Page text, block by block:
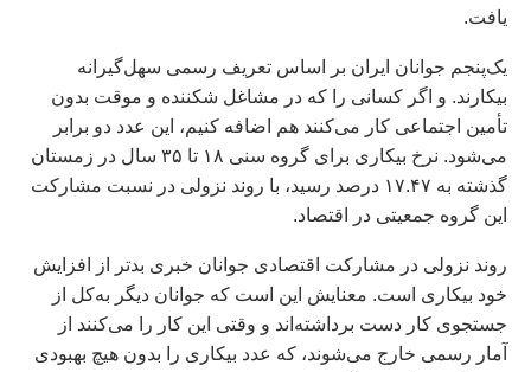
یافت.
یک‌پنجم جوانان ایران بر اساس تعریف رسمی سهل‌گیرانه
بیکارند. و اگر کسانی را که در مشاغل شکننده و موقت بدون
تأمین اجتماعی کار می‌کنند هم اضافه کنیم، این عدد دو برابر
می‌شود. نرخ بیکاری برای گروه سنی ۱۸ تا ۳۵ سال در زمستان
گذشته به ۱۷.۴۷ درصد رسید، با روند نزولی در نسبت مشارکت
این گروه جمعیتی در اقتصاد.
روند نزولی در مشارکت اقتصادی جوانان خبری بدتر از افزایش
خود بیکاری است. معنایش این است که جوانان دیگر به‌کل از
جستجوی کار دست برداشته‌اند و وقتی این کار را می‌کنند از
آمار رسمی خارج می‌شوند، که عدد بیکاری را بدون هیچ بهبودی